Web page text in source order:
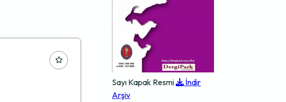
Sayı Kapak Resmi
İndir
Arşiv